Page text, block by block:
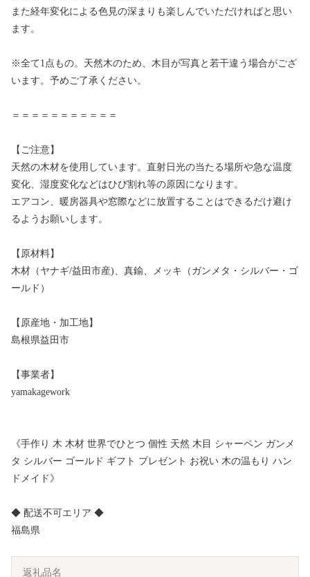
また経年変化による色見の深まりも楽しんでいただければと思い
ます。
※全て1点もの。天然木のため、木目が写真と若干違う場合がござ
います。予めご了承ください。
＝＝＝＝＝＝＝＝＝＝＝
【ご注意】
天然の木材を使用しています。直射日光の当たる場所や急な温度
変化、湿度変化などはひび割れ等の原因になります。
エアコン、暖房器具や窓際などに放置することはできるだけ避け
るようお願いします。
【原材料】
木材（ヤナギ/益田市産)、真鍮、メッキ（ガンメタ・シルバー・ゴ
ールド）
【原産地・加工地】
島根県益田市
【事業者】
yamakagework
《手作り 木 木材 世界でひとつ 個性 天然 木目 シャーペン ガンメ
タ シルバー ゴールド ギフト プレゼント お祝い 木の温もり ハン
ドメイド》
◆ 配送不可エリア ◆
福島県
返礼品名